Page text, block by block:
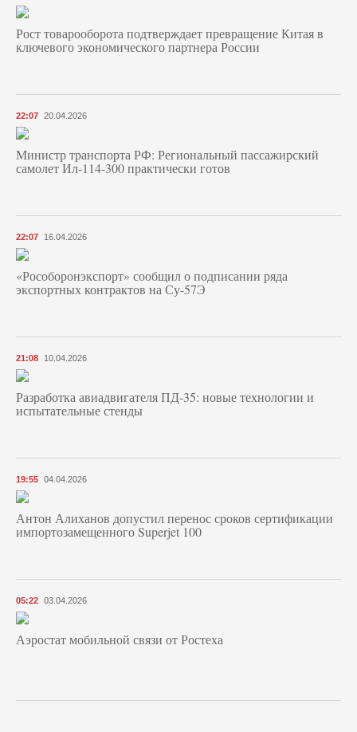
Рост товарооборота подтверждает превращение Китая в
ключевого экономического партнера России
22:07 20.04.2026
Министр транспорта РФ: Региональный пассажирский
самолет Ил-114-300 практически готов
22:07 16.04.2026
«Рособоронэкспорт» сообщил о подписании ряда
экспортных контрактов на Су-57Э
21:08 10.04.2026
Разработка авиадвигателя ПД-35: новые технологии и
испытательные стенды
19:55 04.04.2026
Антон Алиханов допустил перенос сроков сертификации
импортозамещенного Superjet 100
05:22 03.04.2026
Аэростат мобильной связи от Ростеха